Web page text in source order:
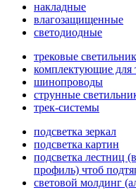
накладные
влагозащищенные
светодиодные
трековые
комплектующие для
шинопроводы
струнные
трек-системы
подсветка зеркал
подсветка картин
подсветка лестниц
профиль) чтоб
световой молдинг